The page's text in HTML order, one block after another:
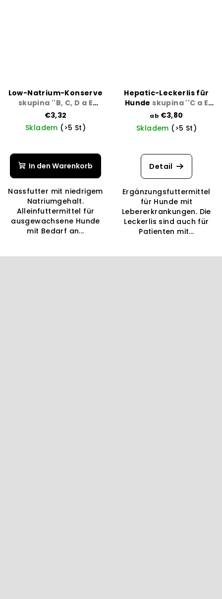
Low-Natrium-Konserve
skupina ''B, C, D a E
kardiak a ledviny''
€3,32
Skladem (>5 St)
In den Warenkorb
Nassfutter mit niedrigem
Natriumgehalt.
Alleinfuttermittel für
ausgewachsene Hunde
mit Bedarf an...
Hepatic-Leckerlis für
Hunde skupina ''C a E
slinivka''
ab €3,80
Skladem (>5 St)
Detail
Ergänzungsfuttermittel
für Hunde mit
Lebererkrankungen. Die
Leckerlis sind auch für
Patienten mit...